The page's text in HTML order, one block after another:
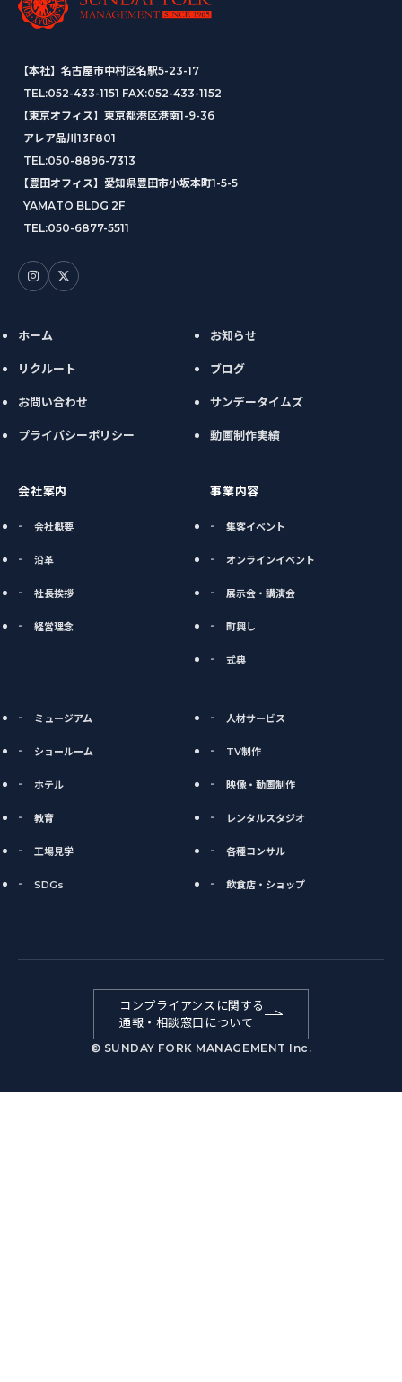
【本社】名古屋市中村区名駅5-23-17
TEL:052-433-1151 FAX:052-433-1152
【東京オフィス】東京都港区港南1-9-36
アレア品川13F801
TEL:050-8896-7313
【豊田オフィス】愛知県豊田市小坂本町1-5-5
YAMATO BLDG 2F
TEL:050-6877-5511
ホーム
リクルート
お問い合わせ
プライバシーポリシー
お知らせ
ブログ
サンデータイムズ
動画制作実績
会社案内
会社概要
沿革
社長挨拶
経営理念
事業内容
集客イベント
オンラインイベント
展示会・講演会
町興し
式典
ミュージアム
ショールーム
ホテル
教育
工場見学
SDGs
人材サービス
TV制作
映像・動画制作
レンタルスタジオ
各種コンサル
飲食店・ショップ
コンプライアンスに関する
通報・相談窓口について
© SUNDAY FORK MANAGEMENT Inc.